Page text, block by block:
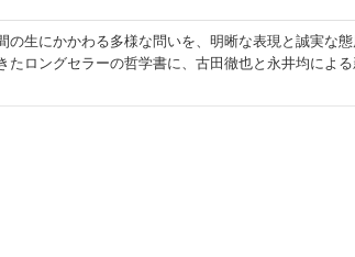
の生にかかわる多様な問いを、明晰な表現と誠実な
たロングセラーの哲学書に、古田徹也と永井均によ